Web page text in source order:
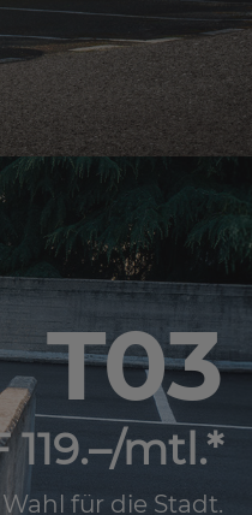
T03
mtl.*
für die Stadt.